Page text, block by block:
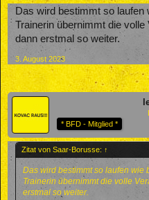
Das wird bestimmt so laufen
Trainerin übernimmt die
dann erstmal so weiter.
3. August 2023
* BFD - Mitglied *
Zitat von Saar-Borusse: ↑
Das wird bestimmt so laufen wie
Trainerin übernimmt die volle
erstmal so weiter.